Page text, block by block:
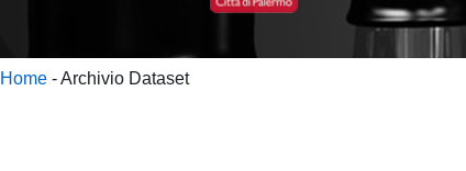
Archivio
Home - Archivio Dataset